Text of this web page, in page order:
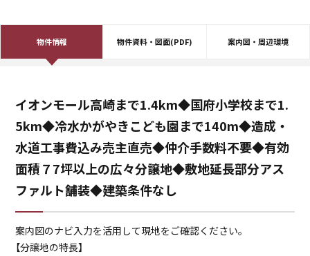
物件情報 物件資料・図面(PDF) 案内図・周辺環境
イオンモール高崎まで1.4km◆国府小学校まで1.
5km◆冷水かがやきこども園まで140m◆造成・
水道工事費込み売主直売◆仲介手数料不要◆有効
面積７7坪以上の広々分譲地◆敷地延長部分アス
ファルト舗装◆建築条件なし
案内図のナビ入力を活用して現地をご確認ください。
【分譲地の特長】
物件概要書
案内図
土地利用計画図